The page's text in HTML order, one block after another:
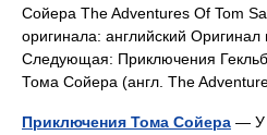
Сойера The Adventures Of Tom
оригинала: английский Оригинал
Следующая: Приключения
Тома Сойера (англ. The
Приключения Тома Сойера — У